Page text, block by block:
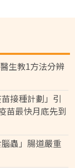
生教1方法分辨
接種計劃」引
苗最快月底先到
蟲」腸道嚴重